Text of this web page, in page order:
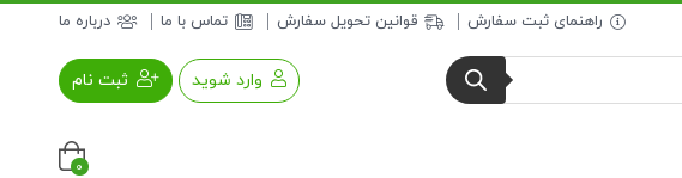
راهنمای ثبت سفارش قوانین تحویل سفارش تماس با ما درباره ما
وارد شوید ثبت نام
0